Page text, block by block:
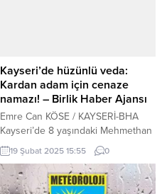
konusu buluşmada, spor
programlarının kamuoyundaki
etkisinin giderek arttığı ve...
Kayseri’de hüzünlü veda:
Kardan adam için cenaze
namazı! – Birlik Haber Ajansı
Emre Can KÖSE / KAYSERİ-BHA
Kayseri’de 8 yaşındaki Mehmethan
Demirdoğan, büyük emeklerle
yaptığı kardan adamın ertesi gün
yıkıldığını görünce gözyaşlarını
tutamadı. Küçük çocuğun, kayıplara
19 Şubat 2025 15:55 0